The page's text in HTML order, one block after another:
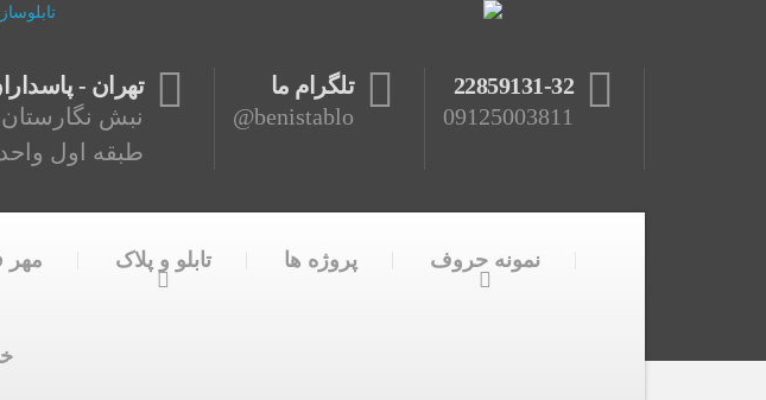
22859131-32
09125003811
تلگرام ما
benistablo@
تهران -
طبقه اول واحد2
نمونه حروف پروژه ها تابلو و پلاک مهر